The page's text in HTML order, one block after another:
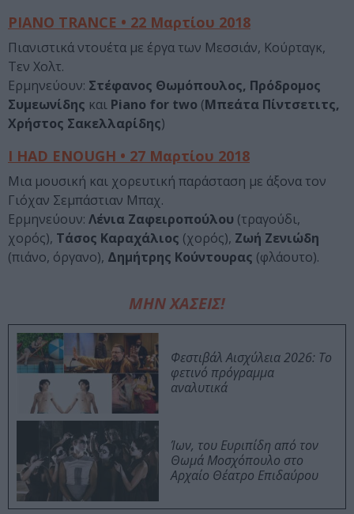
PIANO TRANCE • 22 Μαρτίου 2018
Πιανιστικά ντουέτα με έργα των Μεσσιάν, Κούρταγκ,
Τεν Χολτ.
Ερμηνεύουν: Στέφανος Θωμόπουλος, Πρόδρομος
Συμεωνίδης και Piano for two (Μπεάτα Πίντσετιτς,
Χρήστος Σακελλαρίδης)
I HAD ENOUGH • 27 Μαρτίου 2018
Μια μουσική και χορευτική παράσταση με άξονα τον
Γιόχαν Σεμπάστιαν Μπαχ.
Ερμηνεύουν: Λένια Ζαφειροπούλου (τραγούδι,
χορός), Τάσος Καραχάλιος (χορός), Ζωή Ζενιώδη
(πιάνο, όργανο), Δημήτρης Κούντουρας (φλάουτο).
ΜΗΝ ΧΑΣΕΙΣ!
Φεστιβάλ Αισχύλεια 2026: Το
φετινό πρόγραμμα
αναλυτικά
Ίων, του Ευριπίδη από τον
Θωμά Μοσχόπουλο στο
Αρχαίο Θέατρο Επιδαύρου